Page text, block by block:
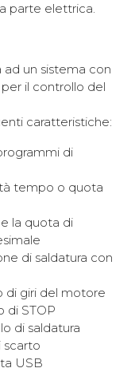
parte elettrica.
un sistema con
il controllo del
caratteristiche:
di
tempo o quota
la quota di
di saldatura con
di giri del motore
di STOP
di saldatura
scarto
USB